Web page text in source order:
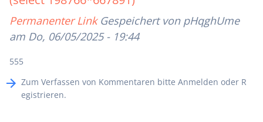
Permanenter Link Gespeichert von pHqghUme
am Do, 06/05/2025 - 19:44
555
Zum Verfassen von Kommentaren bitte Anmelden oder R
egistrieren.